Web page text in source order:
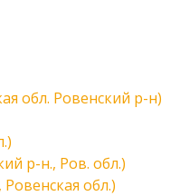
обл. Ровенский р-н)
р-н., Ров. обл.)
обл.)